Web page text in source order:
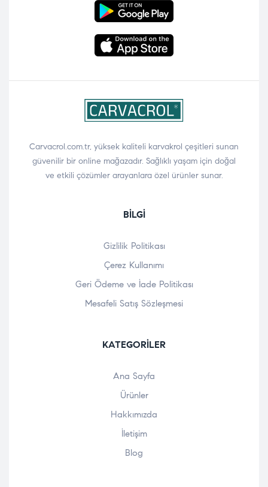
Carvacrol.com.tr, yüksek kaliteli karvakrol çeşitleri sunan
güvenilir bir online mağazadır. Sağlıklı yaşam için doğal
ve etkili çözümler arayanlara özel ürünler sunar.
BILGI
Gizlilik Politikası
Çerez Kullanımı
Geri Ödeme ve İade Politikası
Mesafeli Satış Sözleşmesi
KATEGORILER
Ana Sayfa
Ürünler
Hakkımızda
İletişim
Blog